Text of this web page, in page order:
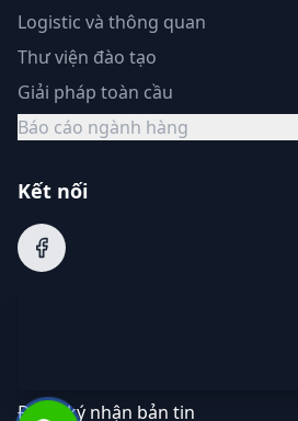
Logistic và thông quan
Thư viện đào tạo
Giải pháp toàn cầu
Báo cáo ngành hàng
Kết nối
Đăng ký nhận bản tin